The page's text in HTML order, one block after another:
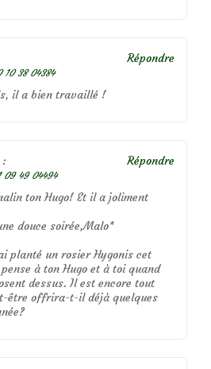
10 38 04384
il a bien travaillé !
Répondre
:
09 49 04494
ton Hugo! Et il a joliment
douce soirée,Malo*
planté un rosier Hygonis cet
à ton Hugo et à toi quand
dessus. Il est encore tout
être offrira-t-il déjà quelques
Répondre